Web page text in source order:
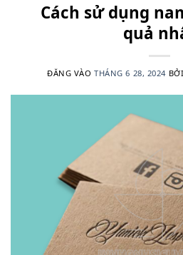
Cách sử dụng
quả
ĐĂNG VÀOTHÁNG 6 28, 2024 BỞI